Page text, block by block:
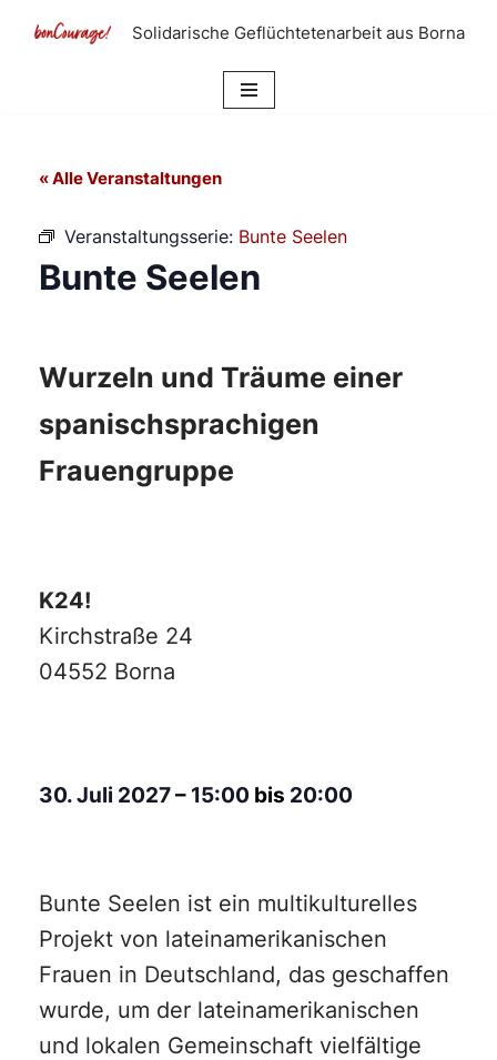
Solidarische Geflüchtetenarbeit aus Borna
« Alle Veranstaltungen
Veranstaltungsserie: Bunte Seelen
Bunte Seelen
Wurzeln und Träume einer
spanischsprachigen
Frauengruppe
K24!
Kirchstraße 24
04552 Borna
30. Juli 2027– 15:00 bis 20:00
Bunte Seelen ist ein multikulturelles
Projekt von lateinamerikanischen
Frauen in Deutschland, das geschaffen
wurde, um der lateinamerikanischen
und lokalen Gemeinschaft vielfältige